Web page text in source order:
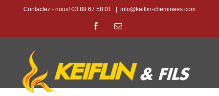
PasserContactez - nous! 03 89 67 58 01 info@keiflin-cheminees.com
FacebookEmail